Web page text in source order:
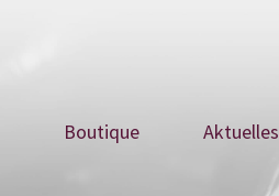
Boutique Aktuelles